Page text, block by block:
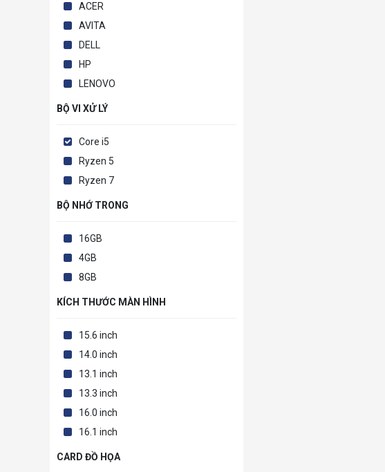
ACER
AVITA
DELL
HP
LENOVO
BỘ VI XỬ LÝ
Core i5
Ryzen 5
Ryzen 7
BỘ NHỚ TRONG
16GB
4GB
8GB
KÍCH THƯỚC MÀN HÌNH
15.6 inch
14.0 inch
13.1 inch
13.3 inch
16.0 inch
16.1 inch
CARD ĐỒ HỌA